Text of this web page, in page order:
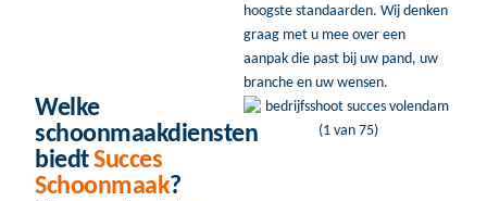
hoogste standaarden. Wij denken
graag met u mee over een
aanpak die past bij uw pand, uw
branche en uw wensen.
Welke
schoonmaakdiensten
biedtSucces
Schoonmaak?